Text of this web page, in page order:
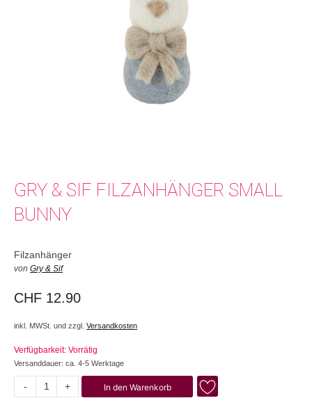
GRY & SIF FILZANHÄNGER SMALL
BUNNY
Filzanhänger
von Gry & Sif
CHF 12.90
inkl. MWSt. und zzgl. Versandkosten
Verfügbarkeit: Vorrätig
Versanddauer: ca. 4-5 Werktage
- + In den Warenkorb